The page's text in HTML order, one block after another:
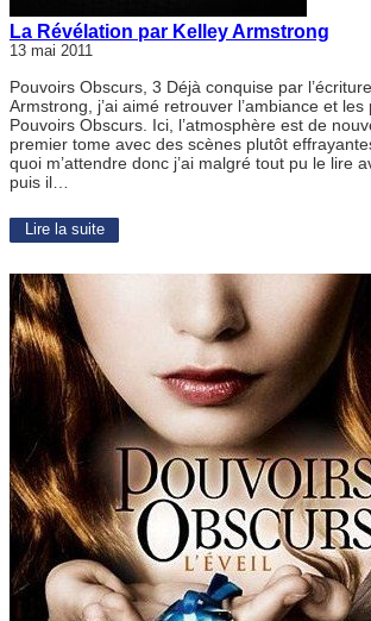
La Révélation par Kelley Armstrong
13 mai 2011
Pouvoirs Obscurs, 3 Déjà conquise par
Armstrong, j’ai aimé retrouver l’ambiance et
Pouvoirs Obscurs. Ici, l’atmosphère est de
premier tome avec des scènes plutôt
quoi m’attendre donc j’ai malgré tout pu le lire
puis il…
Lire la suite